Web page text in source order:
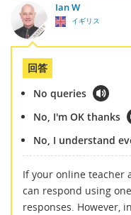
Ian W
イギリス
回答
No queries
No, I'm OK thanks
No, I understand
If your online teacher
can respond using
responses. However,